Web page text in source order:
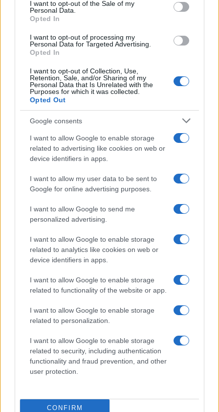
I want to opt-out of the Sale of my
Personal Data.
Opted In
I want to opt-out of processing my
Personal Data for Targeted Advertising.
Opted In
I want to opt-out of Collection, Use,
Retention, Sale, and/or Sharing of my
Personal Data that Is Unrelated with the
Purposes for which it was collected.
Opted Out
Google consents
I want to allow Google to enable storage
related to advertising like cookies on web or
device identifiers in apps.
I want to allow my user data to be sent to
Google for online advertising purposes.
I want to allow Google to send me
personalized advertising.
I want to allow Google to enable storage
related to analytics like cookies on web or
device identifiers in apps.
I want to allow Google to enable storage
related to functionality of the website or app.
I want to allow Google to enable storage
related to personalization.
I want to allow Google to enable storage
related to security, including authentication
functionality and fraud prevention, and other
user protection.
CONFIRM
και φτάνει μέχρι τον Μάιο».
Σύμφωνα με τα στοιχεία της Διεύθυνσης Ηλεκτρονικής
Διακυβέρνησης της Ανεξάρτητης Αρχής Δημοσίων
δικαιούχων επιδόματος πετρελαίου θέρμανσης (Α’
κλιματική ζώνη), σύμφωνα με τη νέα εκκαθάριση μετά
την έκδοση της ΠΟΛ 1215.
Tελευταίες Ειδήσειςγια την Παιδεία και την εργασία